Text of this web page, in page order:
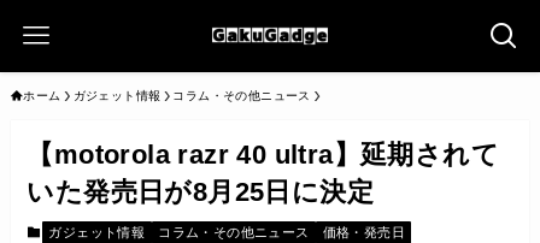
ホーム ガジェット情報 コラム・その他ニュース
【motorola razr 40 ultra】延期されて
いた発売日が8月25日に決定
ガジェット情報 コラム・その他ニュース 価格・発売日